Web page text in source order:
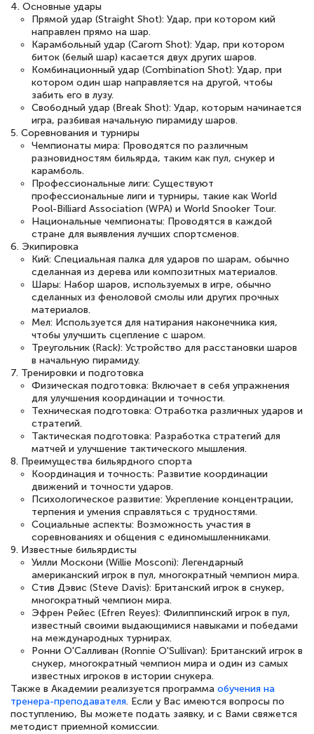
4. Основные удары
Прямой удар (Straight Shot): Удар, при котором кий
направлен прямо на шар.
Карамбольный удар (Carom Shot): Удар, при котором
биток (белый шар) касается двух других шаров.
Комбинационный удар (Combination Shot): Удар, при
котором один шар направляется на другой, чтобы
забить его в лузу.
Свободный удар (Break Shot): Удар, которым начинается
игра, разбивая начальную пирамиду шаров.
5. Соревнования и турниры
Чемпионаты мира: Проводятся по различным
разновидностям бильярда, таким как пул, снукер и
карамболь.
Профессиональные лиги: Существуют
профессиональные лиги и турниры, такие как World
Pool-Billiard Association (WPA) и World Snooker Tour.
Национальные чемпионаты: Проводятся в каждой
стране для выявления лучших спортсменов.
6. Экипировка
Кий: Специальная палка для ударов по шарам, обычно
сделанная из дерева или композитных материалов.
Шары: Набор шаров, используемых в игре, обычно
сделанных из феноловой смолы или других прочных
материалов.
Мел: Используется для натирания наконечника кия,
чтобы улучшить сцепление с шаром.
Треугольник (Rack): Устройство для расстановки шаров
в начальную пирамиду.
7. Тренировки и подготовка
Физическая подготовка: Включает в себя упражнения
для улучшения координации и точности.
Техническая подготовка: Отработка различных ударов и
стратегий.
Тактическая подготовка: Разработка стратегий для
матчей и улучшение тактического мышления.
8. Преимущества бильярдного спорта
Координация и точность: Развитие координации
движений и точности ударов.
Психологическое развитие: Укрепление концентрации,
терпения и умения справляться с трудностями.
Социальные аспекты: Возможность участия в
соревнованиях и общения с единомышленниками.
9. Известные бильярдисты
Уилли Москони (Willie Mosconi): Легендарный
американский игрок в пул, многократный чемпион мира.
Стив Дэвис (Steve Davis): Британский игрок в снукер,
многократный чемпион мира.
Эфрен Рейес (Efren Reyes): Филиппинский игрок в пул,
известный своими выдающимися навыками и победами
на международных турнирах.
Ронни О'Салливан (Ronnie O'Sullivan): Британский игрок в
снукер, многократный чемпион мира и один из самых
известных игроков в истории снукера.
Также в Академии реализуется программа обучения на
тренера-преподавателя. Если у Вас имеются вопросы по
поступлению, Вы можете подать заявку, и с Вами свяжется
методист приемной комиссии.